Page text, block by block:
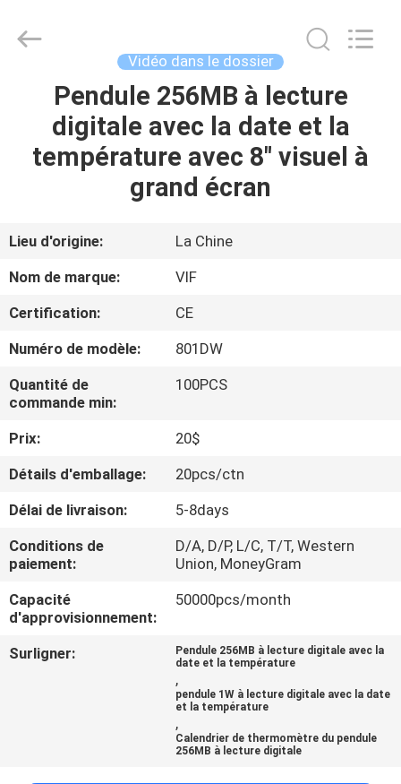
MAISON
DES
AU
SUJET
DE
VISITE
CONTRÔLE
DE
QUALITÉ
CONTACTEZ-
NOUS
Videoinfolder
Technology
Vidéo dans le dossier
Pendule 256MB à lecture
digitale avec la date et la
température avec 8" visuel à
grand écran
Lieu d'origine:
La Chine
Nom de marque:
VIF
Certification:
CE
Numéro de modèle:
801DW
Quantité de
commande min:
100PCS
Prix:
20$
Détails d'emballage:
20pcs/ctn
Délai de livraison:
5-8days
Conditions de
paiement:
D/A, D/P, L/C, T/T, Western
Union, MoneyGram
Capacité
d'approvisionnement:
50000pcs/month
Surligner:
Pendule 256MB à lecture digitale avec la
date et la température
,
pendule 1W à lecture digitale avec la date
et la température
,
Calendrier de thermomètre du pendule
256MB à lecture digitale